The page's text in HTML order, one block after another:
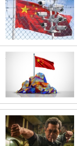
2025/07/02
2025/06/05